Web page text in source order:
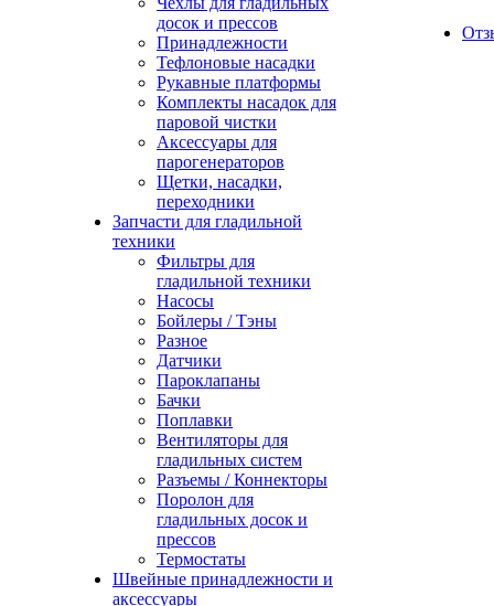
досок и прессов
Принадлежности
Тефлоновые насадки
Рукавные платформы
Комплекты насадок для
паровой чистки
Аксессуары для
парогенераторов
Щетки, насадки,
переходники
Запчасти для гладильной
техники
Фильтры для
гладильной техники
Насосы
Бойлеры / Тэны
Разное
Датчики
Пароклапаны
Бачки
Поплавки
Вентиляторы для
гладильных систем
Разъемы / Коннекторы
Поролон для
гладильных досок и
прессов
Термостаты
Швейные принадлежности и
аксессуары